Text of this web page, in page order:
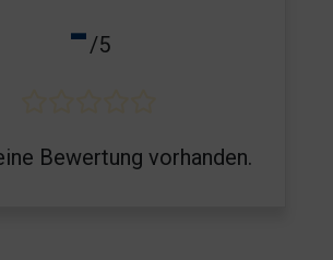
-/5
Bewertung vorhanden.